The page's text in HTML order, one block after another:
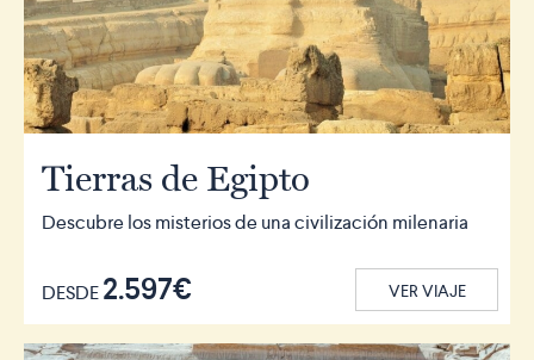
Tierras de Egipto
Descubre los misterios de una civilización milenaria
DESDE2.597€ VER VIAJE